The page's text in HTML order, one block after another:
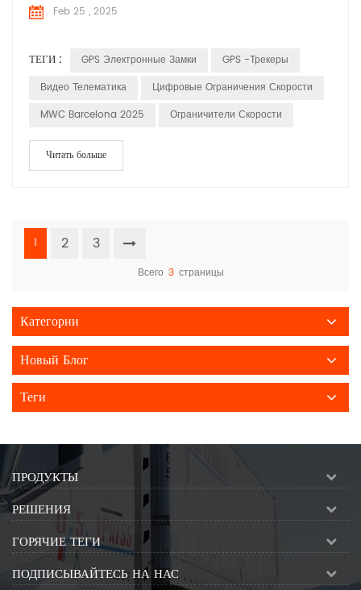
Feb 25 , 2025
ТЕГИ : GPS Электронные Замки
GPS -трекеры
Видео Телематика
Цифровые Ограничения Скорости
MWC Barcelona 2025
Ограничители Скорости
Читать больше
1 2 3
Всего 3 страницы
Категории
Новый Блог
Теги
ПРОДУКТЫ
РЕШЕНИЯ
ГОРЯЧИЕ ТЕГИ
ПОДПИСЫВАЙТЕСЬ НА НАС